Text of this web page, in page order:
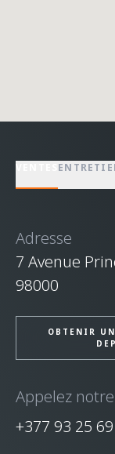
Adresse
7 Avenue
98000
OBTENIR
Appelez
+377 93 25